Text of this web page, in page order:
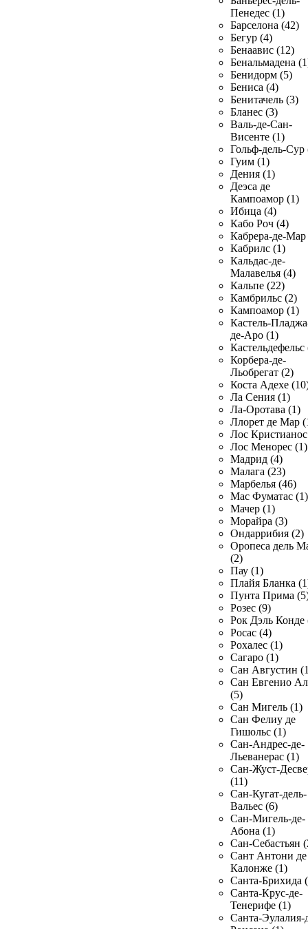
Пенедес (1)
Барселона (42)
Бегур (4)
Бенаавис (12)
Бенальмадена
Бенидорм (5)
Бениса (4)
Бенитачель (3)
Бланес (3)
Валь-де-Сан-
Висенте (1)
Гольф-дель-Сур
Гуим (1)
Дения (1)
Деэса де
Кампоамор (1)
Ибица (4)
Кабо Роч (4)
Кабрера-де-Мар
Кабрилс (1)
Кальдас-де-
Малавелья (4)
Кальпе (22)
Камбрильс (2)
Кампоамор (1)
Кастель-
де-Аро (1)
Кастельдефельс
Корбера-де-
Льобрегат (2)
Коста Адехе
Ла Сения (1)
Ла-Оротава (1)
Ллорет де Мар
Лос
Лос Менорес (1)
Мадрид (4)
Малага (23)
Марбелья (46)
Мас Фуматас (1)
Мачер (1)
Морайра (3)
Ондаррибия (2)
Оропеса дель
(2)
Пау (1)
Плайя Бланка
Пунта Прима
Розес (9)
Рок Дэль Конде
Росас (4)
Рохалес (1)
Сагаро (1)
Сан Августин
Сан Евгенио
(5)
Сан Мигель (1)
Сан Фелиу де
Гишольс (1)
Сан-Андрес-де-
Льеванерас (1)
Сан-Жуст-
(11)
Сан-Кугат-дель-
Вальес (6)
Сан-Мигель-де-
Абона (1)
Сан-Себастьян
Сант Антони де
Калонже (1)
Санта-Брихида
Санта-Крус-де-
Тенерифе (1)
Санта-Эулалия-